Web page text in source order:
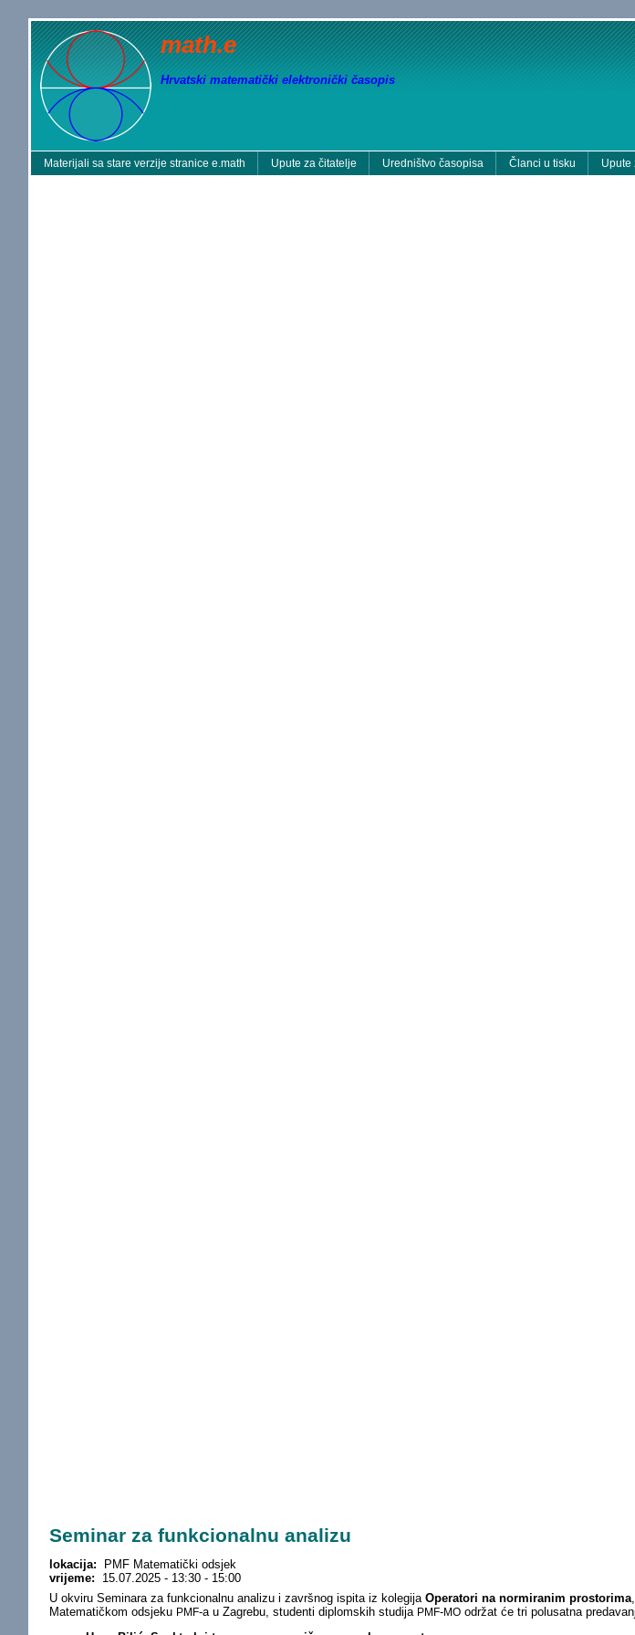
math.e
Hrvatski matematički elektronički časopis
Materijali sa stare verzije stranice e.math Upute za čitatelje Uredništvo časopisa Članci u tisku Upute
Seminar za funkcionalnu analizu
lokacija:
PMF Matematički odsjek
vrijeme:
15.07.2025 - 13:30- 15:00
U okviru Seminara za funkcionalnu analizu i završnog ispita iz kolegija Operatori na normiranim prostorima
Matematičkom odsjeku PMF-a u Zagrebu, studenti diplomskih studija PMF-MOodržat će tri polusatna